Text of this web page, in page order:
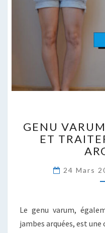
GENU
ET
24 Mars
Le genu varum,
jambes arquées, est